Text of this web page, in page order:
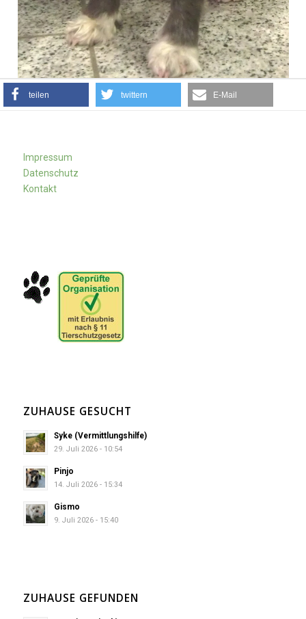
teilen twittern E-Mail
Impressum
Datenschutz
Kontakt
ZUHAUSE GESUCHT
Syke (Vermittlungshilfe)
29. Juli 2026 - 10:54
Pinjo
14. Juli 2026 - 15:34
Gismo
9. Juli 2026 - 15:40
ZUHAUSE GEFUNDEN